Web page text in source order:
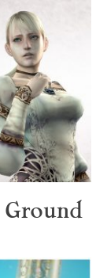
Ground